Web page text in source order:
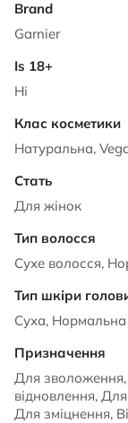
Garnier
Ні
Натуральна,
Для жінок
Сухе волосся,
Суха, Нормальна
Для
відновлення,
Для зміцнення,